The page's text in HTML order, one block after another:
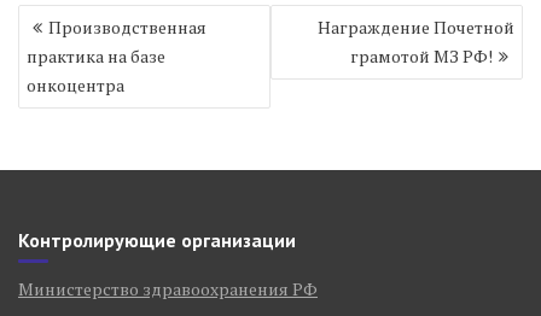
Навигация
по
записям
Производственная
практика на базе
онкоцентра
Награждение Почетной
грамотой МЗ РФ!
Контролирующие организации
Министерство здравоохранения РФ